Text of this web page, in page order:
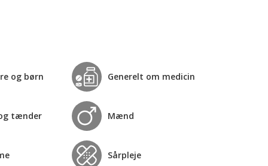
og børn Generelt om medicin
tænder Mænd
Sårpleje